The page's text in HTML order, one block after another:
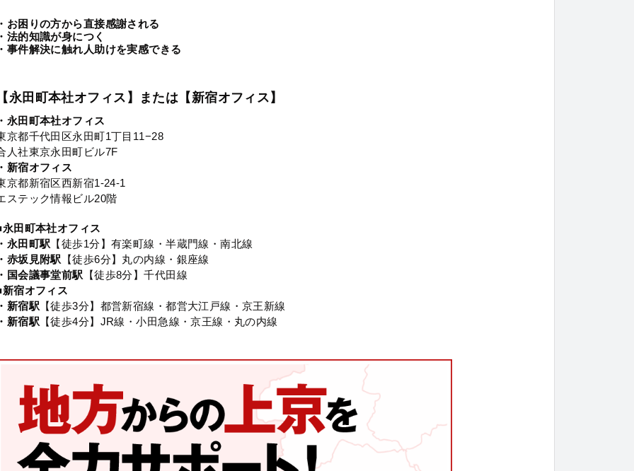
お困りの方から直接感謝される
法的知識が身につく
事件解決に触れ人助けを実感できる
永田町本社オフィス】または【新宿オフィス】
永田町本社オフィス
京都千代田区永田町1丁目11−28
人社東京永田町ビル7F
新宿オフィス
京都新宿区西新宿1-24-1
ステック情報ビル20階
永田町本社オフィス
永田町駅 【徒歩1分】有楽町線・半蔵門線・南北線
赤坂見附駅
【徒歩6分】丸の内線・銀座線
国会議事堂前駅
【徒歩8分】千代田線
新宿オフィス
新宿駅 【徒歩3分】都営新宿線・都営大江戸線・京王新線
新宿駅 【徒歩4分】JR線・小田急線・京王線・丸の内線